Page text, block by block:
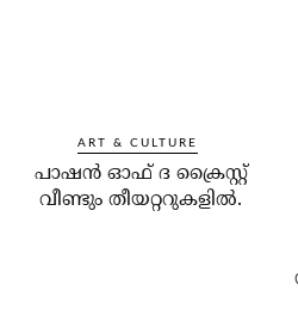
ART & CULTURE
പാഷന്‍ ഓഫ് ദ ക്രൈസ്റ്റ്
വീണ്ടും തീയറ്ററുകളില്‍.